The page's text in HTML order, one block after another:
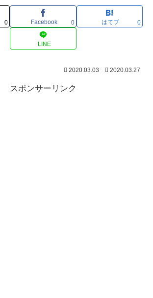
0 Facebook 0 はてブ 0
LINE
2020.03.03 2020.03.27
スポンサーリンク